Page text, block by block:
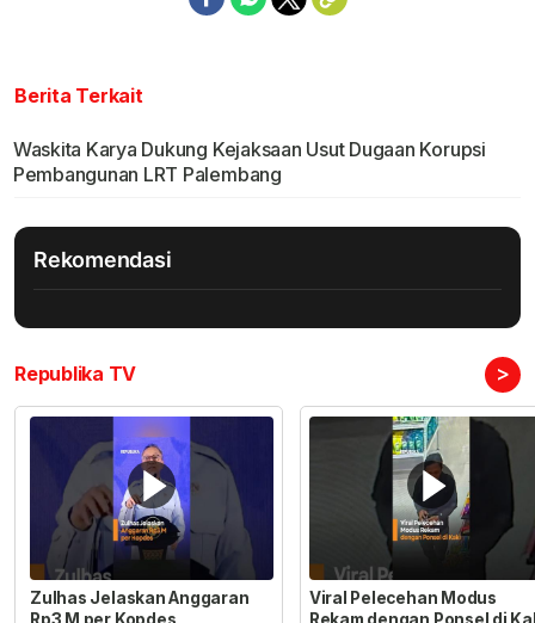
Berita Terkait
Waskita Karya Dukung Kejaksaan Usut Dugaan Korupsi
Pembangunan LRT Palembang
Rekomendasi
Republika TV >
Zulhas Jelaskan Anggaran
Rp3 M per Kopdes
Viral Pelecehan Modus
Rekam dengan Ponsel di